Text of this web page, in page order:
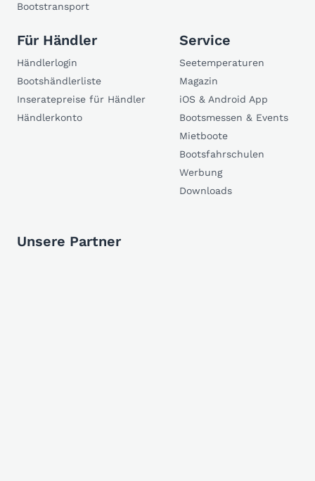
Bootstransport
Für Händler
Händlerlogin
Bootshändlerliste
Inseratepreise für Händler
Händlerkonto
Service
Seetemperaturen
Magazin
iOS & Android App
Bootsmessen & Events
Mietboote
Bootsfahrschulen
Werbung
Downloads
Unsere Partner